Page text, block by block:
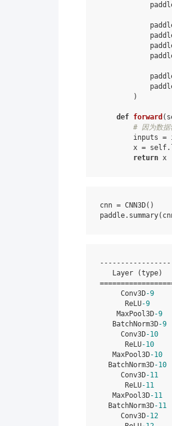
)
def forward (
# 因为数据
inputs =
x = self.
return x
cnn = CNN3D()
paddle. summary(
Layer
(type)
Conv3D-9
ReLU-9
MaxPool3D-9
BatchNorm3D-9
Conv3D-10
ReLU-10
MaxPool3D-10
BatchNorm3D-10
Conv3D-11
ReLU-11
MaxPool3D-11
BatchNorm3D-11
Conv3D-12